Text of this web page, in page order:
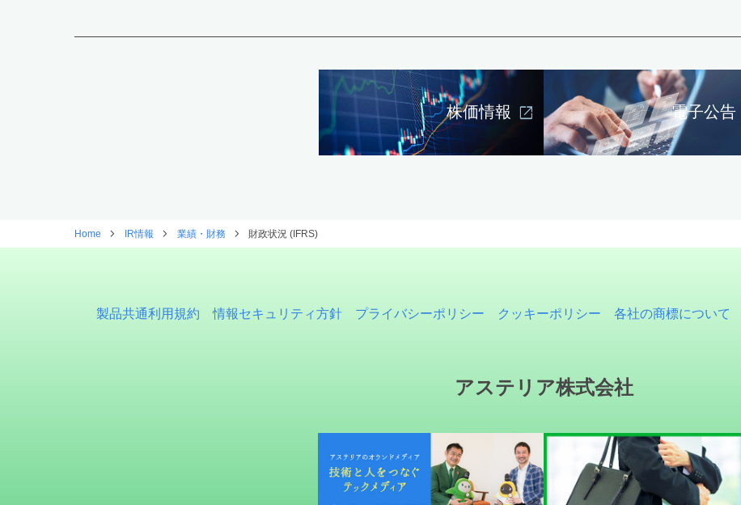
株価情報 電子公告
Home IR情報 業績・財務 財政状況 (IFRS)
製品共通利用規約 情報セキュリティ方針 プライバシーポリシー クッキーポリシー 各社の商標について
アステリア株式会社